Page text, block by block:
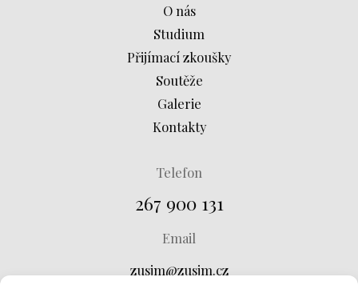
O nás
Studium
Přijímací zkoušky
Soutěže
Galerie
Kontakty
Telefon
267 900 131
Email
zusjm@zusjm.cz